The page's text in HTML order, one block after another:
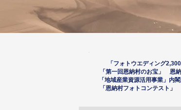
「フォトウエディング
「第一回恩納村のお宝」 恩
「 地域産業資源活用事業」内
「恩納村フォトコンテスト